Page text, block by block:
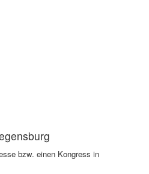
bzw. einen Kongress in